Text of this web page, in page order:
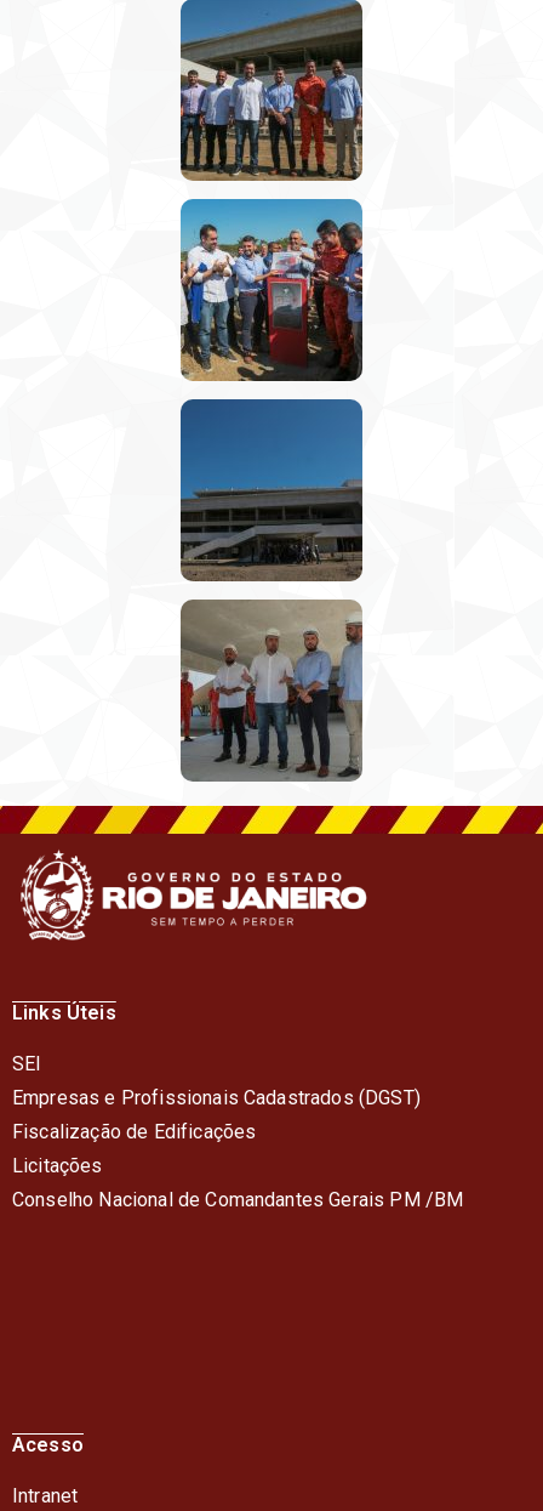
Links Úteis
SEI
Empresas e Profissionais Cadastrados (DGST)
Fiscalização de Edificações
Licitações
Conselho Nacional de Comandantes Gerais PM /BM
Acesso
Intranet